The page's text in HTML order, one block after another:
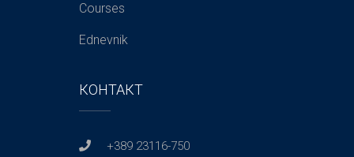
Courses
Ednevnik
КОНТАКТ
+389 23116-750